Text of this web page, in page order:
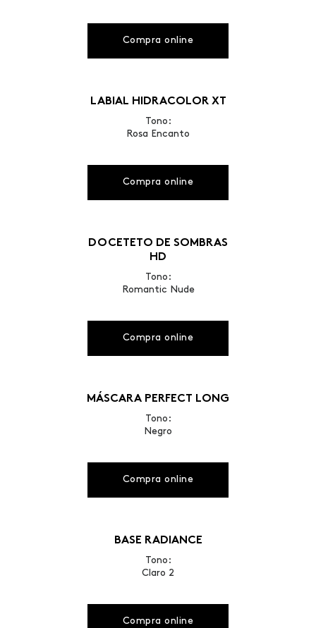
Compra online
LABIAL HIDRACOLOR XT
Tono:
Rosa Encanto
Compra online
DOCETETO DE SOMBRAS
HD
Tono:
Romantic Nude
Compra online
MÁSCARA PERFECT LONG
Tono:
Negro
Compra online
BASE RADIANCE
Tono:
Claro 2
Compra online